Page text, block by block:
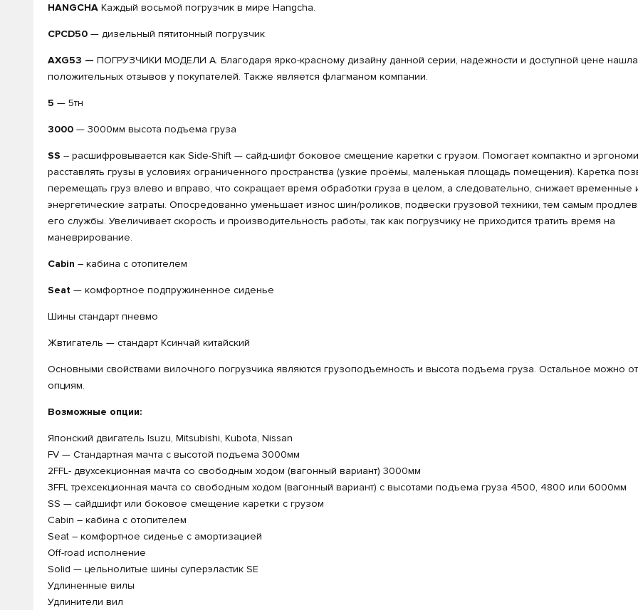
HANGCHA Каждый восьмой погрузчик в мире Hangcha.
CPCD50 — дизельный пятитонный погрузчик
AXG53 — ПОГРУЗЧИКИ МОДЕЛИ А. Благодаря ярко-красному дизайну данной серии, надежности и доступной цене
положительных отзывов у покупателей. Также является флагманом компании.
5 — 5тн
3000 — 3000мм высота подъема груза
SS – расшифровывается как Side-Shift — сайд-шифт боковое смещение каретки с грузом. Помогает компактно и
расставлять грузы в условиях ограниченного пространства (узкие проёмы, маленькая площадь помещения). Каретка
перемещать груз влево и вправо, что сокращает время обработки груза в целом, а следовательно, снижает временные
энергетические затраты. Опосредованно уменьшает износ шин/роликов, подвески грузовой техники, тем самым
его службы. Увеличивает скорость и производительность работы, так как погрузчику не приходится тратить время на
маневрирование.
Cabin – кабина с отопителем
Seat — комфортное подпружиненное сиденье
Шины стандарт пневмо
Жвтигатель — стандарт Ксинчай китайский
Основными свойствами вилочного погрузчика являются грузоподъемность и высота подъема груза. Остальное можно
опциям.
Возможные опции:
Японский двигатель Isuzu, Mitsubishi, Kubota, Nissan
FV — Стандартная мачта с высотой подъема 3000мм
2FFL- двухсекционная мачта со свободным ходом (вагонный вариант) 3000мм
3FFL трехсекционная мачта со свободным ходом (вагонный вариант) с высотами подъема груза 4500, 4800 или 6000мм
SS — сайдшифт или боковое смещение каретки с грузом
Cabin – кабина с отопителем
Seat – комфортное сиденье с амортизацией
Off-road исполнение
Solid — цельнолитые шины суперэластик SE
Удлиненные вилы
Удлинители вил